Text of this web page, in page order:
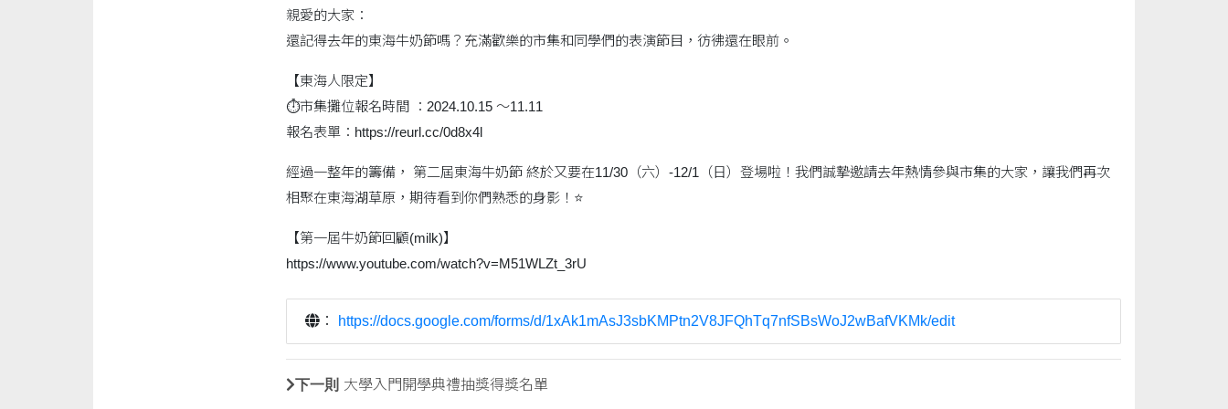
親愛的大家：
還記得去年的東海牛奶節嗎？充滿歡樂的市集和同學們的表演節目，彷彿還在眼前。
【東海人限定】
⏱市集攤位報名時間 ：2024.10.15 ～11.11
報名表單：https://reurl.cc/0d8x4l
經過一整年的籌備， 第二屆東海牛奶節 終於又要在11/30（六）-12/1（日）登場啦！我們誠摯邀請去年熱情參與市集的大家，讓我們再次
相聚在東海湖草原，期待看到你們熟悉的身影！⭐️
【第一屆牛奶節回顧(milk)】
https://www.youtube.com/watch?v=M51WLZt_3rU
： https://docs.google.com/forms/d/1xAk1mAsJ3sbKMPtn2V8JFQhTq7nfSBsWoJ2wBafVKMk/edit
下一則 大學入門開學典禮抽獎得獎名單